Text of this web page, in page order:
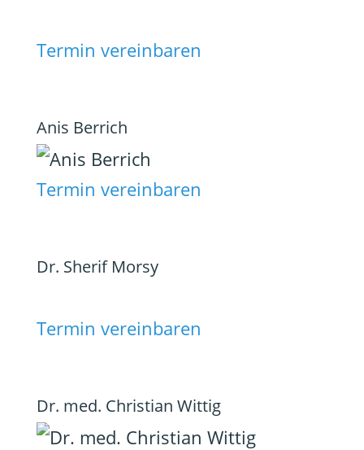
Termin vereinbaren
Anis Berrich
Termin vereinbaren
Dr. Sherif Morsy
Termin vereinbaren
Dr. med. Christian Wittig